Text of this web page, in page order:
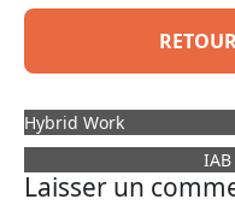
Hybrid Work
Laisser un